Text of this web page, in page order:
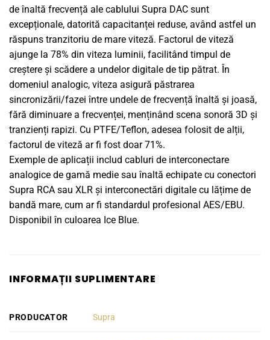
de înaltă frecvență ale cablului Supra DAC sunt
excepționale, datorită capacitanței reduse, având astfel un
răspuns tranzitoriu de mare viteză. Factorul de viteză
ajunge la 78% din viteza luminii, facilitând timpul de
creștere și scădere a undelor digitale de tip pătrat. În
domeniul analogic, viteza asigură păstrarea
sincronizării/fazei între undele de frecvență înaltă și joasă,
fără diminuare a frecvenței, menținând scena sonoră 3D și
tranzienți rapizi. Cu PTFE/Teflon, adesea folosit de alții,
factorul de viteză ar fi fost doar 71%.
Exemple de aplicații includ cabluri de interconectare
analogice de gamă medie sau înaltă echipate cu conectori
Supra RCA sau XLR și interconectări digitale cu lățime de
bandă mare, cum ar fi standardul profesional AES/EBU.
Disponibil în culoarea Ice Blue.
INFORMAȚII SUPLIMENTARE
PRODUCATOR Supra